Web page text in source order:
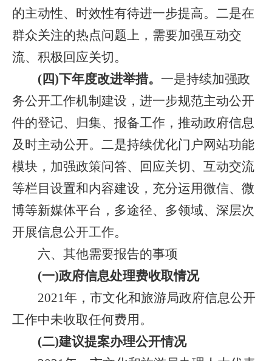
的主动性、时效性有待进一步提高。二是在
群众关注的热点问题上，需要加强互动交
流、积极回应关切。
(四)下年度改进举措。 一是持续加强政
务公开工作机制建设，进一步规范主动公开
件的登记、归集、报备工作，推动政府信息
及时主动公开。二是持续优化门户网站功能
模块，加强政策问答、回应关切、互动交流
等栏目设置和内容建设，充分运用微信、微
博等新媒体平台，多途径、多领域、深层次
开展信息公开工作。
六、其他需要报告的事项
(一)政府信息处理费收取情况
2021年，市文化和旅游局政府信息公开
工作中未收取任何费用。
(二)建议提案办理公开情况